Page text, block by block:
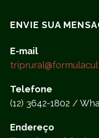
ENVIE SUA
E-mail
Telefone
(12) 3642-1802 /
Endereço